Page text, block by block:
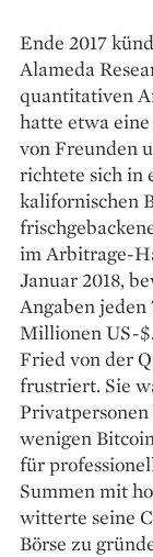
Ende 2017
Alameda
quantitativen
hatte etwa
von Freunden
richtete sich
kalifornischen
im Arbitrage-
Januar 2018,
Angaben jeden
Millionen US-
Fried von der
frustriert. Sie
wenigen
für
Summen mit
witterte seine
Börse zu